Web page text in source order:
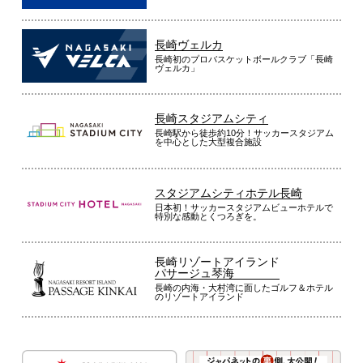
長崎ヴェルカ
長崎初のプロバスケットボールクラブ「長崎
ヴェルカ」
長崎スタジアムシティ
長崎駅から徒歩約10分！サッカースタジアム
を中心とした大型複合施設
スタジアムシティホテル長崎
日本初！サッカースタジアムビューホテルで
特別な感動とくつろぎを。
長崎リゾートアイランド
パサージュ琴海
長崎の内海・大村湾に面したゴルフ＆ホテル
のリゾートアイランド